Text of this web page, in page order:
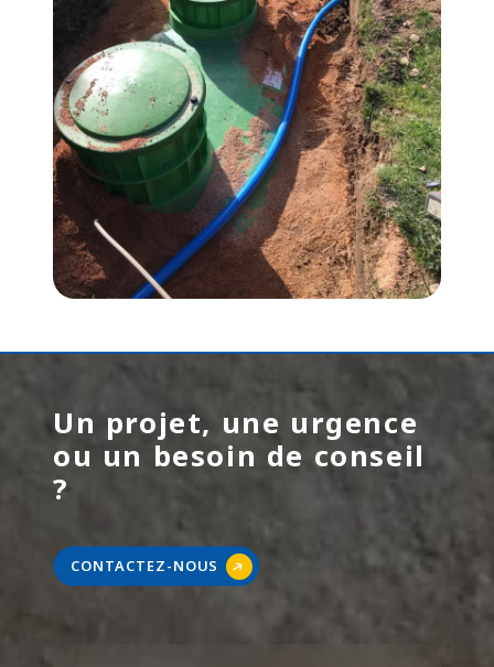
Un projet, une urgence
ou un besoin de conseil
?
CONTACTEZ-NOUS